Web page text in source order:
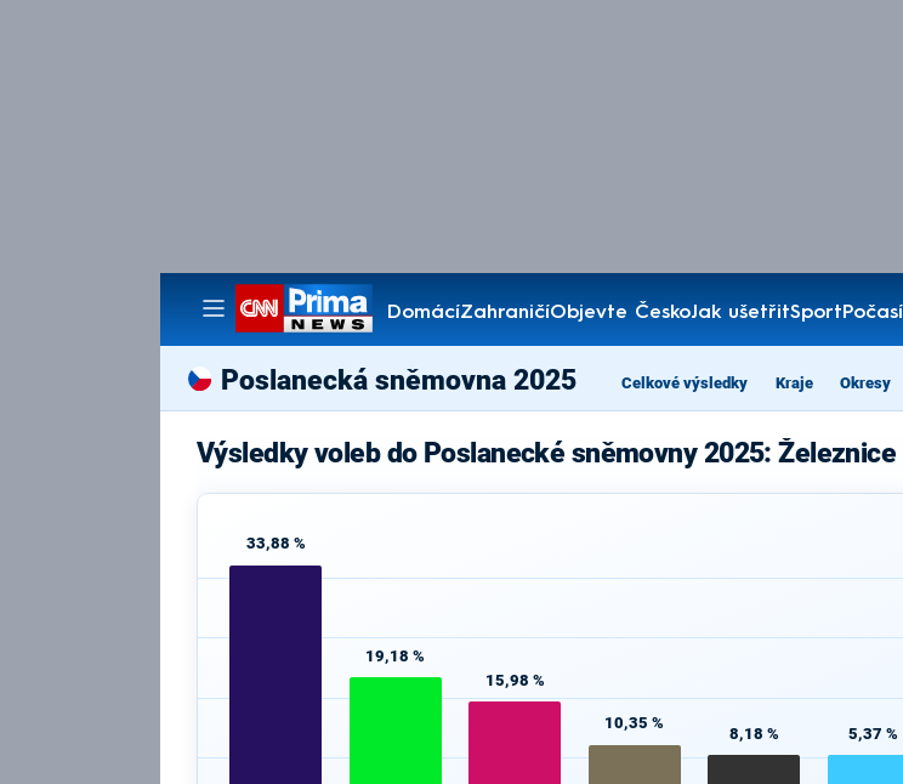
DomácíZahraničíObjevte ČeskoJak ušetřitSportPočasí
Pořady
Poslanecká sněmovna 2025 Celkové výsledky Kraje Okresy
Výsledky voleb do Poslanecké sněmovny 2025: Železnice
33,88 %
19,18 %
15,98 %
10,35 %
8,18 % 5,37 %